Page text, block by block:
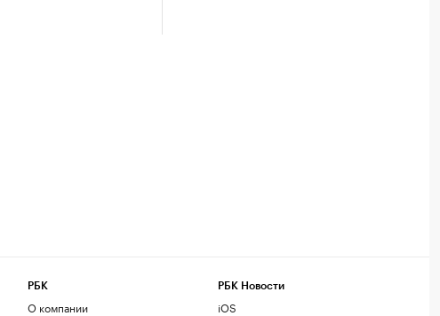
РБК
О компании
РБК Новости
iOS